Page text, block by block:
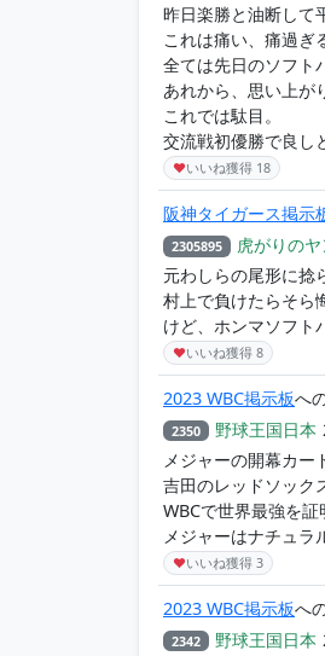
昨日楽勝と油断して
これは痛い、痛過ぎ
全ては先日のソフト
あれから、思い上が
これでは駄目。
交流戦初優勝で良し
♥いいね獲得 18
阪神タイガース掲示
2305895 虎がりの
元わしらの尾形に捻
村上で負けたらそら
けど、ホンマソフト
♥いいね獲得8
2023 WBC掲示板へ
2350 野球王国日本
メジャーの開幕カー
吉田のレッドソック
WBCで世界最強を証
メジャーはナチュラ
♥いいね獲得 3
2023 WBC掲示板へ
2342 野球王国日本